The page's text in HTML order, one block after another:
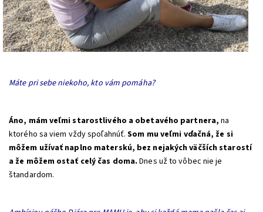
Máte pri sebe niekoho, kto vám pomáha?
Áno, mám veľmi starostlivého a obetavého partnera, na
ktorého sa viem vždy spoľahnúť.Som mu veľmi vďačná, že si
môžem užívať naplno materskú, bez nejakých väčších starostí
a že môžem ostať celý čas doma. Dnes už to vôbec nie je
štandardom.